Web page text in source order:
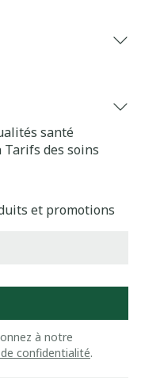
santé
Tarifs des soins
et promotions
à notre
confidentialité.